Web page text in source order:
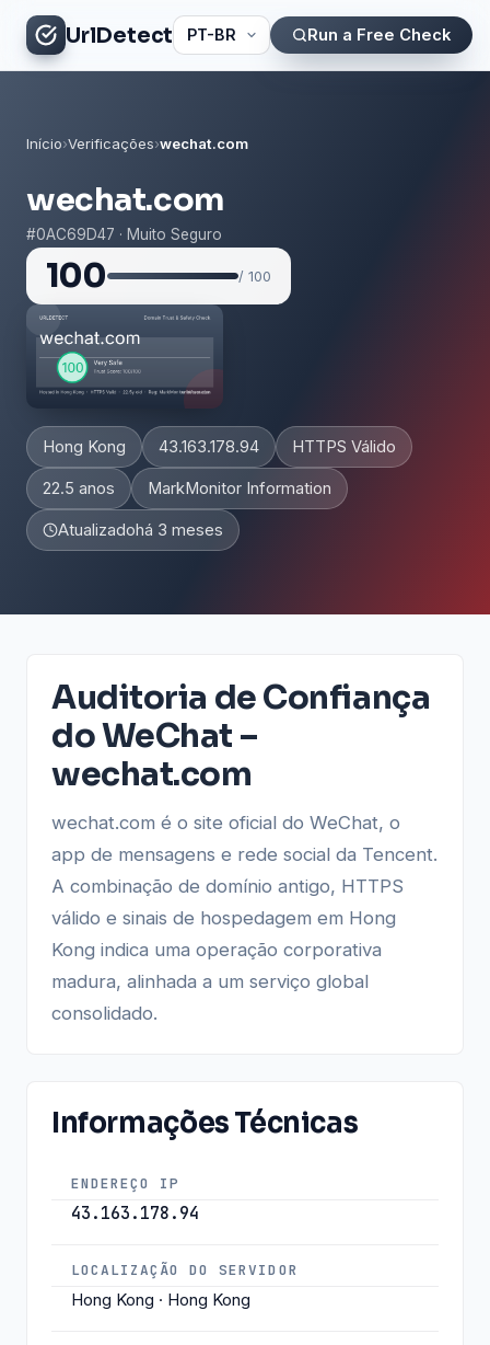
UrlDetect Run a Free Check
Início›Verificações›wechat.com
wechat.com
#0AC69D47 · Muito Seguro
100 / 100
Hong Kong 43.163.178.94 HTTPS Válido
22.5 anos MarkMonitor Information
Atualizadohá 3 meses
Auditoria de Confiança
do WeChat –
wechat.com
wechat.com é o site oficial do WeChat, o
app de mensagens e rede social da Tencent.
A combinação de domínio antigo, HTTPS
válido e sinais de hospedagem em Hong
Kong indica uma operação corporativa
madura, alinhada a um serviço global
consolidado.
Informações Técnicas
ENDEREÇO IP
43.163.178.94
LOCALIZAÇÃO DO SERVIDOR
Hong Kong · Hong Kong